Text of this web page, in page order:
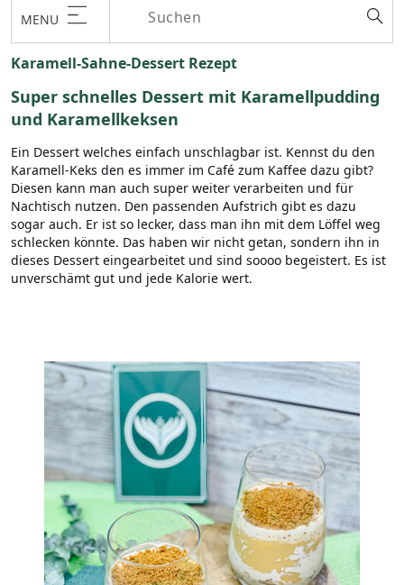
MENU
Karamell-Sahne-Dessert Rezept
Super schnelles Dessert mit Karamellpudding
und Karamellkeksen
Ein Dessert welches einfach unschlagbar ist. Kennst du den
Karamell-Keks den es immer im Café zum Kaffee dazu gibt?
Diesen kann man auch super weiter verarbeiten und für
Nachtisch nutzen. Den passenden Aufstrich gibt es dazu
sogar auch. Er ist so lecker, dass man ihn mit dem Löffel weg
schlecken könnte. Das haben wir nicht getan, sondern ihn in
dieses Dessert eingearbeitet und sind soooo begeistert. Es ist
unverschämt gut und jede Kalorie wert.